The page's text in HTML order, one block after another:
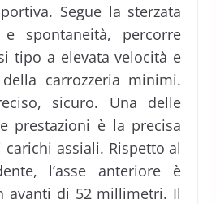
Segue la sterzata
spontaneità, percorre
tipo a elevata velocità e
carrozzeria minimi.
sicuro. Una delle
prestazioni è la precisa
assiali. Rispetto al
l’asse anteriore è
avanti di 52 millimetri. Il